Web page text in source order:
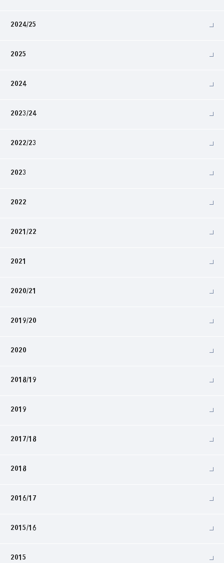
2024/25
2025
2024
2023/24
2022/23
2023
2022
2021/22
2021
2020/21
2019/20
2020
2018/19
2019
2017/18
2018
2016/17
2015/16
2015